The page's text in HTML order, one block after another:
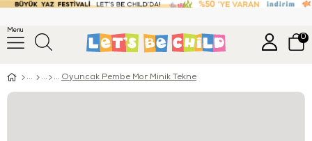
Menu
0
Oyuncak Pembe Mor Minik Tekne